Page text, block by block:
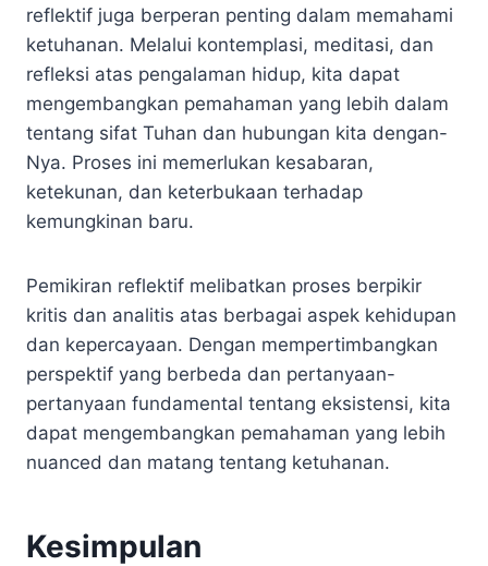
reflektif juga berperan penting dalam memahami
ketuhanan. Melalui kontemplasi, meditasi, dan
refleksi atas pengalaman hidup, kita dapat
mengembangkan pemahaman yang lebih dalam
tentang sifat Tuhan dan hubungan kita dengan-
Nya. Proses ini memerlukan kesabaran,
ketekunan, dan keterbukaan terhadap
kemungkinan baru.
Pemikiran reflektif melibatkan proses berpikir
kritis dan analitis atas berbagai aspek kehidupan
dan kepercayaan. Dengan mempertimbangkan
perspektif yang berbeda dan pertanyaan-
pertanyaan fundamental tentang eksistensi, kita
dapat mengembangkan pemahaman yang lebih
nuanced dan matang tentang ketuhanan.
Kesimpulan